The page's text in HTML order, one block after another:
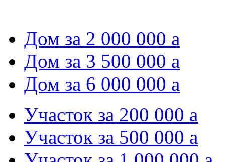
Дом за 2 000 000 a
Дом за 3 500 000 a
Дом за 6 000 000 a
Участок за 200 000 a
Участок за 500 000 a